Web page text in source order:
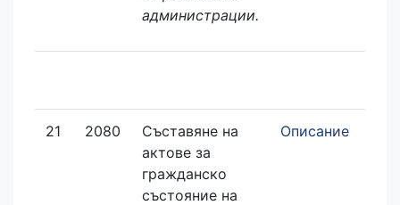
администрации.
21 2080
Съставяне на
актове за
гражданско
състояние на
Описание